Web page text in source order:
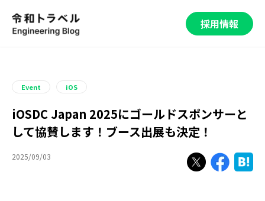
採用情報
Event iOS
iOSDC Japan 2025にゴールドスポンサーと
して協賛します！ブース出展も決定！
2025/09/03